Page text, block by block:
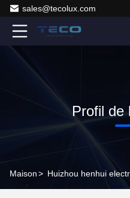
sales@tecolux.com
Profil de
Maison>